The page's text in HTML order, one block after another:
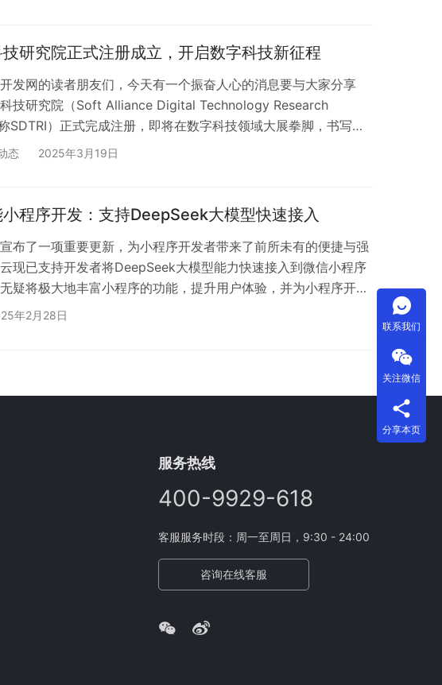
，对数据进行深度分析和挖掘，为企业决策提供精准支…
研究院正式注册成立，开启数字科技新征程
发网的读者朋友们，今天有一个振奋人心的消息要与大家分享
技研究院（Soft Alliance Digital Technology Research
SDTRI）正式完成注册，即将在数字科技领域大展拳脚，书写新
在科技浪潮汹涌澎湃的当下，数字经济的蓬勃发展已成为不可阻挡
为数字科技领域…
态 2025年3月19日
程序开发：支持DeepSeek大模型快速接入
布了一项重要更新，为小程序开发者带来了前所未有的便捷与强
现已支持开发者将DeepSeek大模型能力快速接入到微信小程序
疑将极大地丰富小程序的功能，提升用户体验，并为小程序开发
创新空间。 DeepSeek是腾讯云推出的一款大模型，具备强大的
年2月28日
服务热线
400-9929-618
客服服务时段：周一至周日，9:30 - 24:00
咨询在线客服
联系我们
关注微信
分享本页